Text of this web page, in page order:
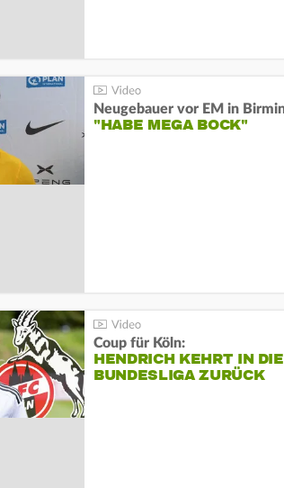
"HABE MEGA BOCK"
Coup für Köln:
HENDRICH KEHRT IN DIE
BUNDESLIGA ZURÜCK